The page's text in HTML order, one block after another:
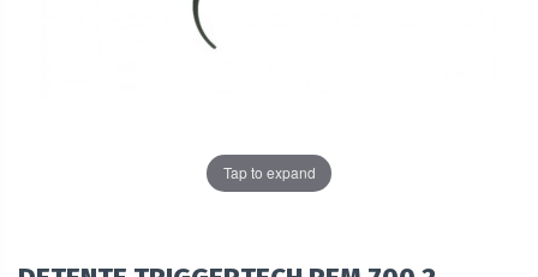
Tap to expand